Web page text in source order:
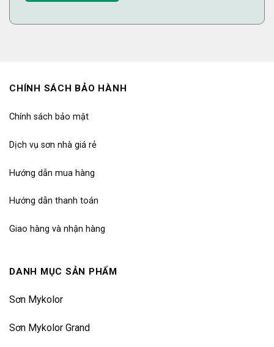
CHÍNH SÁCH BẢO HÀNH
Chính sách bảo mật
Dịch vụ sơn nhà giá rẻ
Hướng dẫn mua hàng
Hướng dẫn thanh toán
Giao hàng và nhận hàng
DANH MỤC SẢN PHẨM
Sơn Mykolor
Sơn Mykolor Grand